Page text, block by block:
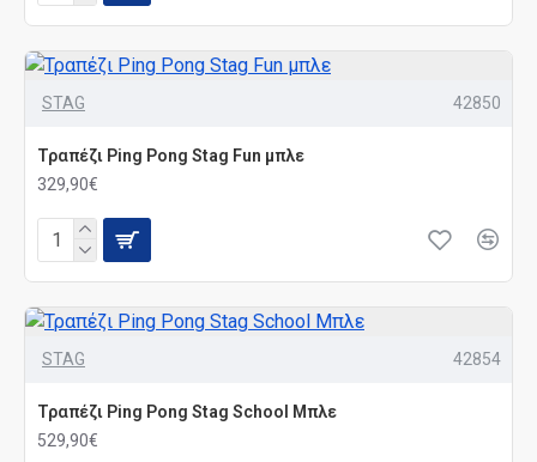
STAG 42850
Τραπέζι Ping Pong Stag Fun μπλε
329,90€
STAG 42854
Τραπέζι Ping Pong Stag School Μπλε
529,90€